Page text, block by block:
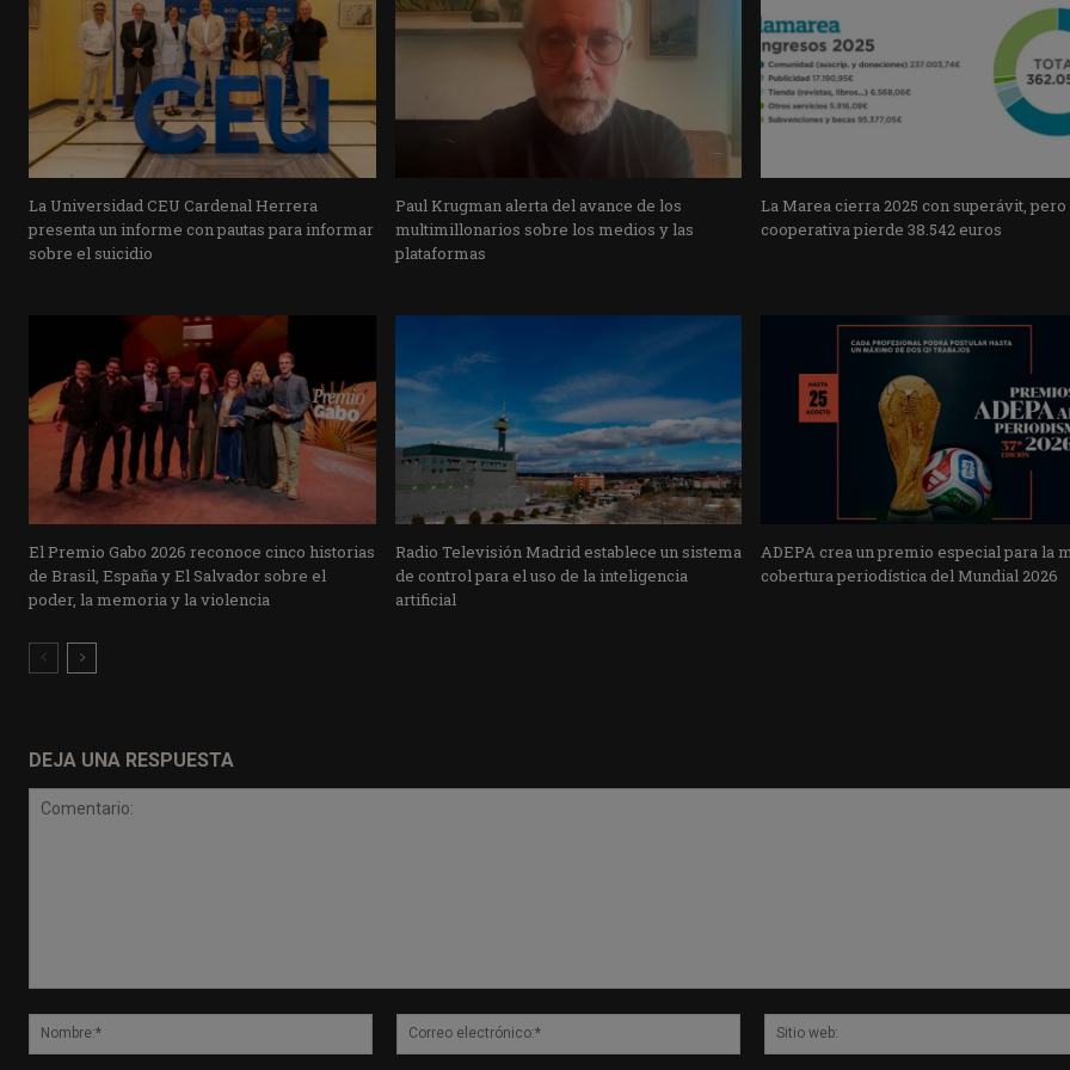
La Universidad CEU Cardenal Herrera
presenta un informe con pautas para informar
sobre el suicidio
Paul Krugman alerta del avance de los
multimillonarios sobre los medios y las
plataformas
La Marea cierra 2025 con superávit, pero
cooperativa pierde 38.542 euros
El Premio Gabo 2026 reconoce cinco historias
de Brasil, España y El Salvador sobre el
poder, la memoria y la violencia
Radio Televisión Madrid establece un sistema
de control para el uso de la inteligencia
artificial
ADEPA crea un premio especial para la
cobertura periodística del Mundial 2026
DEJA UNA RESPUESTA
Nombre:*
Correo